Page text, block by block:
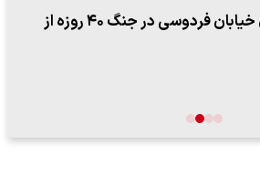
ببینید| لحظه بمباران خیابان فردوسی در جنگ ۴۰ روزه از